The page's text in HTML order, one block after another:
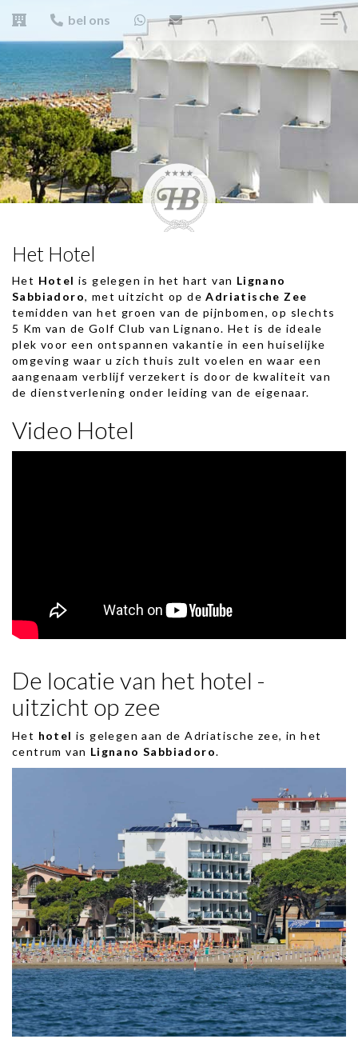
bel ons
Het Hotel
Het Hotel is gelegen in het hart van Lignano
Sabbiadoro, met uitzicht op deAdriatische Zee
temidden van het groen van de pijnbomen, op slechts
5 Km van de Golf Club van Lignano. Het is de ideale
plek voor een ontspannen vakantie in een huiselijke
omgeving waar u zich thuis zult voelen en waar een
aangenaam verblijf verzekert is door de kwaliteit van
de dienstverlening onder leiding van de eigenaar.
Video Hotel
De locatie van het hotel -
uitzicht op zee
Het hotel is gelegen aan de Adriatische zee, in het
centrum van Lignano Sabbiadoro.